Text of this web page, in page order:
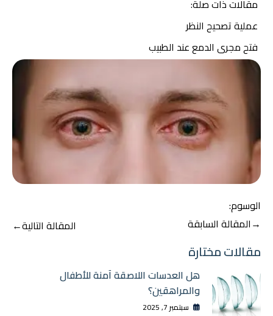
مقالات ذات صلة:
عملية تصحيح النظر
فتح مجرى الدمع عند الطبيب
الوسوم:
تصفّح
المقالات
→المقالة السابقة المقالة التالية←
مقالات مختارة
هل العدسات اللاصقة آمنة للأطفال
والمراهقين؟
سبتمبر 7, 2025